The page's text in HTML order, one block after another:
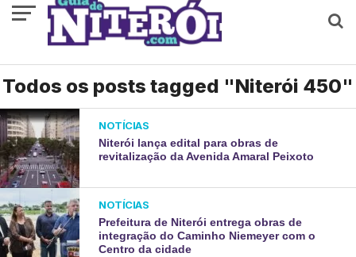
Todos os posts tagged "Niterói 450"
NOTÍCIAS
Niterói lança edital para obras de
revitalização da Avenida Amaral Peixoto
NOTÍCIAS
Prefeitura de Niterói entrega obras de
integração do Caminho Niemeyer com o
Centro da cidade